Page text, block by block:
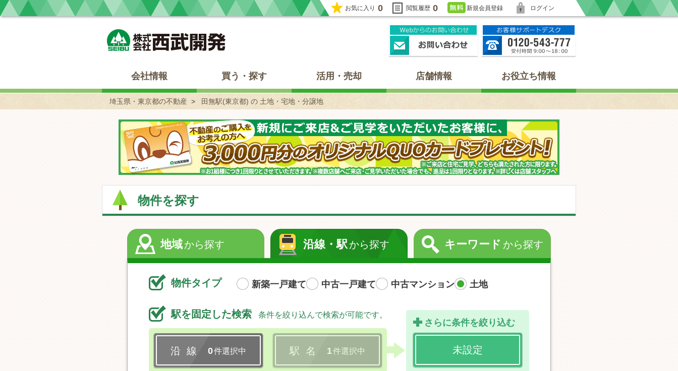
お気に入り 0 閲覧履歴 0 新規会員登録 ログイン
会社情報 買う・探す 活用・売却 店舗情報 お役立ち情報
埼玉県・東京都の不動産 田無駅(東京都) の 土地・宅地・分譲地
物件を探す
地域から探す 沿線・駅から探す
物件タイプ 新築一戸建て 中古一戸建て 中古マンション 土地
駅を固定した検索 条件を絞り込んで検索が可能です。
沿 線 0件選択中 駅 名 1件選択中
さらに条件を絞り込む
未設定
キーワード から探す